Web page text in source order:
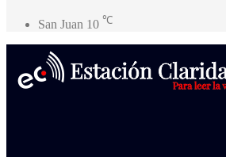
San Juan 10 ℃